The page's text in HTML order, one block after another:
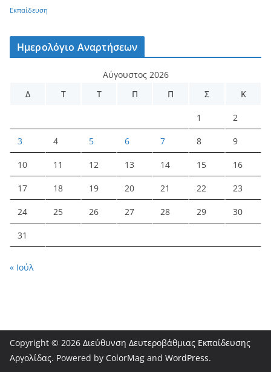
Εκπαίδευση
Ημερολόγιο Αναρτήσεων
Αύγουστος 2026
Δ
Τ Τ Π Π Σ Κ
1 2
3 4 5 6 7 8 9
10 11 12 13 14 15 16
17 18 19 20 21 22 23
24 25 26 27 28 29 30
31
« Ιούλ
Copyright © 2026 Διεύθυνση Δευτεροβάθμιας Εκπαίδευσης
Αργολίδας. Powered by ColorMag and WordPress.